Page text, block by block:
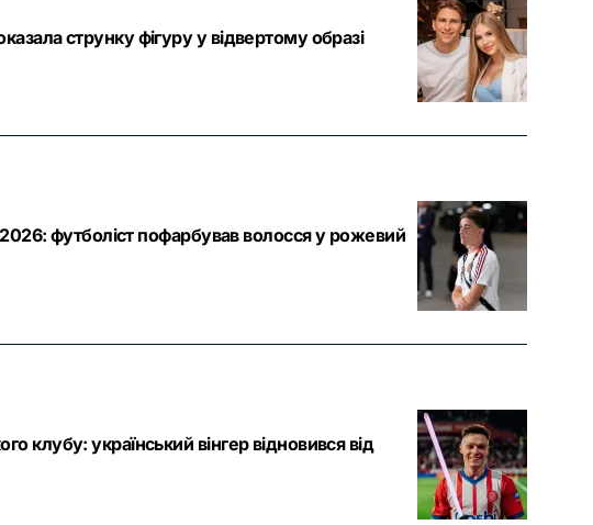
струнку фігуру у відвертому образі
2026: футболіст пофарбував волосся у рожевий
клубу: український вінгер відновився від